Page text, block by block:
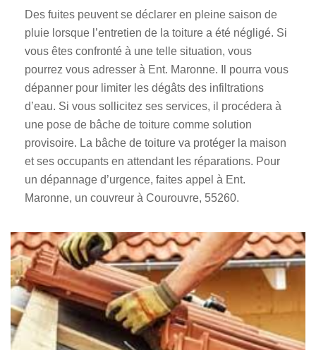
Des fuites peuvent se déclarer en pleine saison de
pluie lorsque l’entretien de la toiture a été négligé. Si
vous êtes confronté à une telle situation, vous
pourrez vous adresser à Ent. Maronne. Il pourra vous
dépanner pour limiter les dégâts des infiltrations
d’eau. Si vous sollicitez ses services, il procédera à
une pose de bâche de toiture comme solution
provisoire. La bâche de toiture va protéger la maison
et ses occupants en attendant les réparations. Pour
un dépannage d’urgence, faites appel à Ent.
Maronne, un couvreur à Courouvre, 55260.